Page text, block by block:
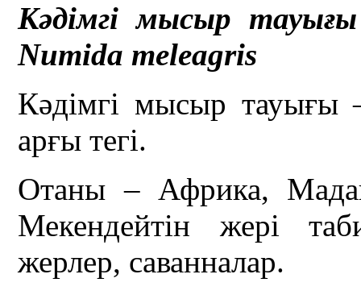
Кәдімгі мысыр
Numida meleagris
Кәдімгі мысыр тауығы
арғы тегі.
Отаны – Африка,
Мекендейтін жері
жерлер, саванналар.